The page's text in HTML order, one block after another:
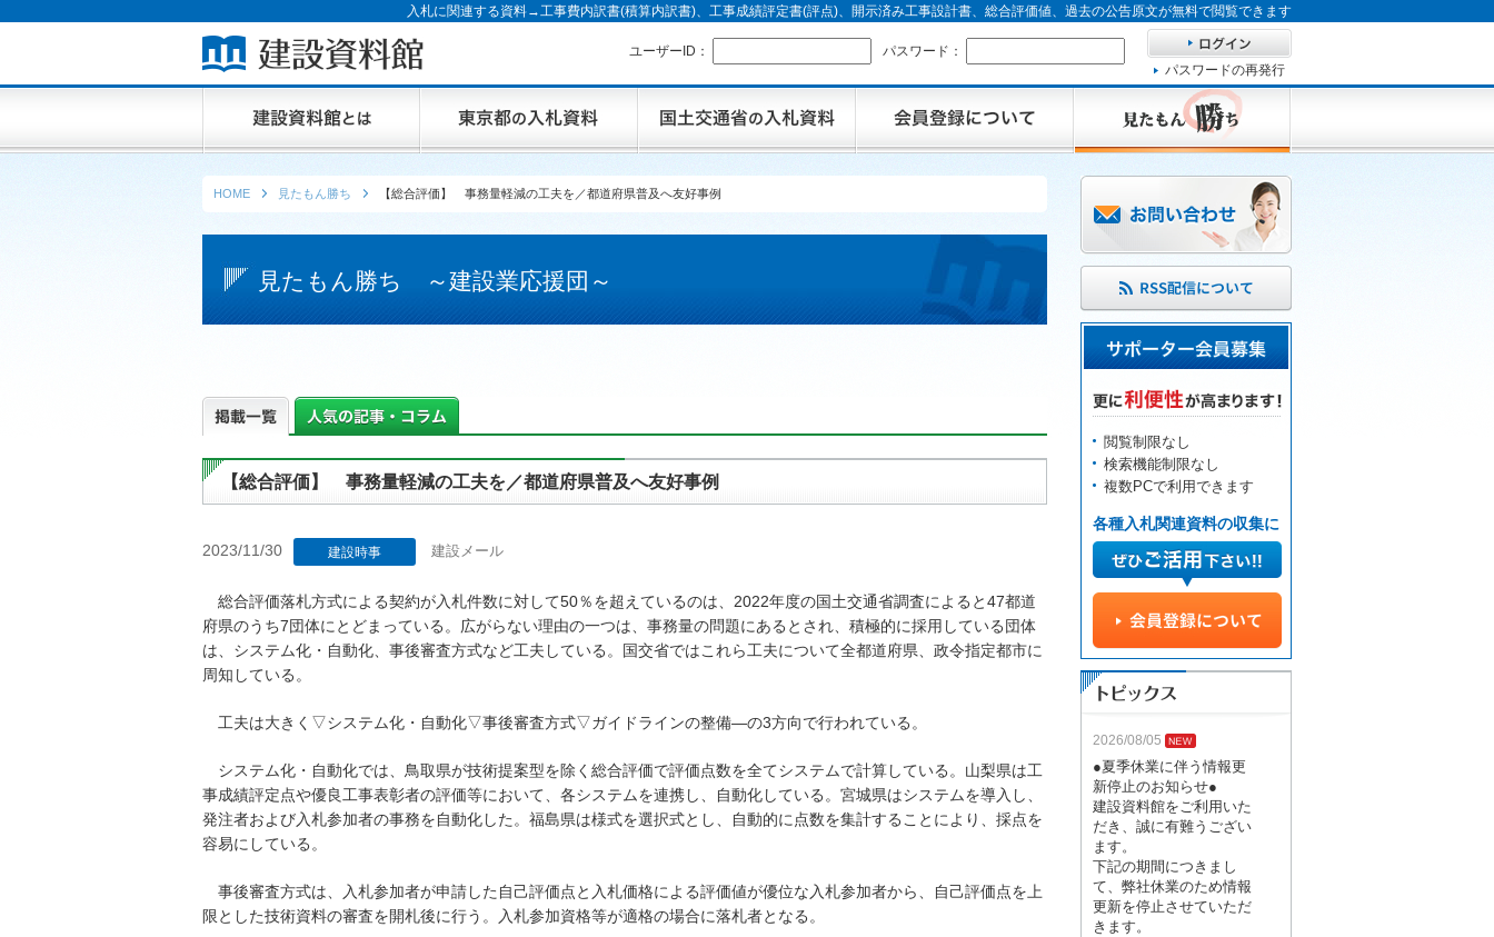
入札に関連する資料→工事費内訳書(積算内訳書)、工事成績評定書(評点)、開示済み工事設計書、総合評価値、過去の公告原文が無料で閲覧できます
ユーザーID：
パスワード：
パスワードの再発行
HOME 見たもん勝ち 【総合評価】 事務量軽減の工夫を／都道府県普及へ友好事例
見たもん勝ち ～建設業応援団～
【総合評価】 事務量軽減の工夫を／都道府県普及へ友好事例
2023/11/30 建設時事 建設メール
総合評価落札方式による契約が入札件数に対して50％を超えているのは、2022年度の国土交通省調査によると47都道
府県のうち7団体にとどまっている。広がらない理由の一つは、事務量の問題にあるとされ、積極的に採用している団体
は、システム化・自動化、事後審査方式など工夫している。国交省ではこれら工夫について全都道府県、政令指定都市に
周知している。
工夫は大きく▽システム化・自動化▽事後審査方式▽ガイドラインの整備―の3方向で行われている。
システム化・自動化では、鳥取県が技術提案型を除く総合評価で評価点数を全てシステムで計算している。山梨県は工
事成績評定点や優良工事表彰者の評価等において、各システムを連携し、自動化している。宮城県はシステムを導入し、
発注者および入札参加者の事務を自動化した。福島県は様式を選択式とし、自動的に点数を集計することにより、採点を
容易にしている。
事後審査方式は、入札参加者が申請した自己評価点と入札価格による評価値が優位な入札参加者から、自己評価点を上
限とした技術資料の審査を開札後に行う。入札参加資格等が適格の場合に落札者となる。
閲覧制限なし
検索機能制限なし
複数PCで利用できます
各種入札関連資料の収集に
2026/08/05
●夏季休業に伴う情報更
新停止のお知らせ●
建設資料館をご利用いた
だき、誠に有難うござい
ます。
下記の期間につきまし
て、弊社休業のため情報
更新を停止させていただ
きます。